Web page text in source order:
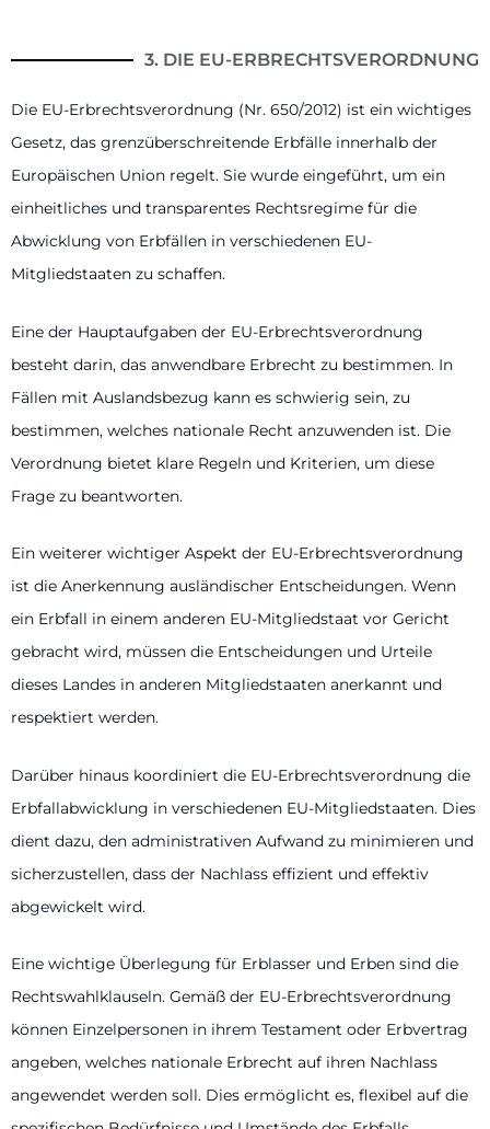
3. DIE EU-ERBRECHTSVERORDNUNG
Die EU-Erbrechtsverordnung (Nr. 650/2012) ist ein wichtiges
Gesetz, das grenzüberschreitende Erbfälle innerhalb der
Europäischen Union regelt. Sie wurde eingeführt, um ein
einheitliches und transparentes Rechtsregime für die
Abwicklung von Erbfällen in verschiedenen EU-
Mitgliedstaaten zu schaffen.
Eine der Hauptaufgaben der EU-Erbrechtsverordnung
besteht darin, das anwendbare Erbrecht zu bestimmen. In
Fällen mit Auslandsbezug kann es schwierig sein, zu
bestimmen, welches nationale Recht anzuwenden ist. Die
Verordnung bietet klare Regeln und Kriterien, um diese
Frage zu beantworten.
Ein weiterer wichtiger Aspekt der EU-Erbrechtsverordnung
ist die Anerkennung ausländischer Entscheidungen. Wenn
ein Erbfall in einem anderen EU-Mitgliedstaat vor Gericht
gebracht wird, müssen die Entscheidungen und Urteile
dieses Landes in anderen Mitgliedstaaten anerkannt und
respektiert werden.
Darüber hinaus koordiniert die EU-Erbrechtsverordnung die
Erbfallabwicklung in verschiedenen EU-Mitgliedstaaten. Dies
dient dazu, den administrativen Aufwand zu minimieren und
sicherzustellen, dass der Nachlass effizient und effektiv
abgewickelt wird.
Eine wichtige Überlegung für Erblasser und Erben sind die
Rechtswahlklauseln. Gemäß der EU-Erbrechtsverordnung
können Einzelpersonen in ihrem Testament oder Erbvertrag
angeben, welches nationale Erbrecht auf ihren Nachlass
angewendet werden soll. Dies ermöglicht es, flexibel auf die